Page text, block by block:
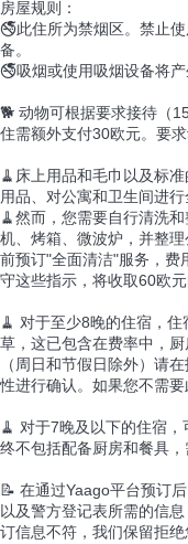
房屋规则：
🚭此住所为禁烟区。禁止
备。
🚭吸烟或使用吸烟设备将
🐕 动物可根据要求接待（
住需额外支付30欧元。要
🧹床上用品和毛巾以及标
用品、对公寓和卫生间进行
🧹然而，您需要自行清洗
机、烤箱、微波炉，并整
前预订"全面清洁"服务，费
守这些指示，将收取60欧元
🧹 对于至少8晚的住宿，
草，这已包含在费率中，
（周日和节假日除外）请
性进行确认。如果您不需要
🧹 对于7晚及以下的住宿
终不包括配备厨房和餐具，
📝 在通过Yaago平台预订
以及警方登记表所需的信
订信息不符，我们保留拒绝